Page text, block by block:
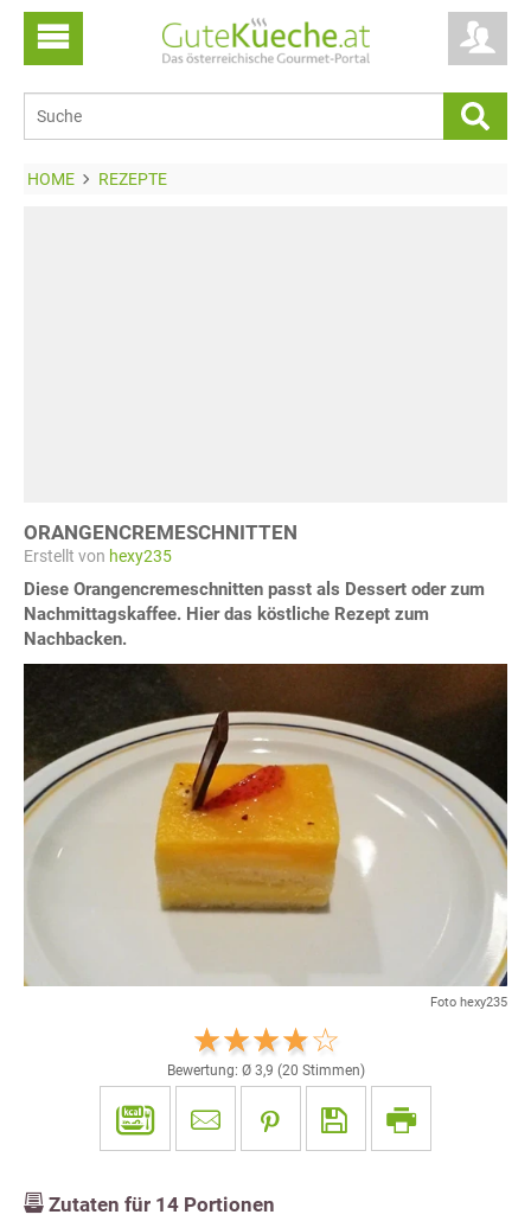
HOME REZEPTE
ORANGENCREMESCHNITTEN
Erstellt von hexy235
Diese Orangencremeschnitten passt als Dessert oder zum
Nachmittagskaffee. Hier das köstliche Rezept zum
Nachbacken.
Foto hexy235
Bewertung: Ø 3,9 (20 Stimmen)
Zutaten für 14 Portionen